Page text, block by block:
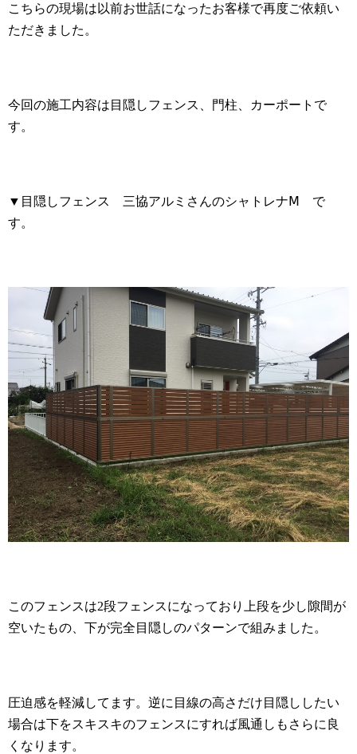
こちらの現場は以前お世話になったお客様で再度ご依頼い
ただきました。
今回の施工内容は目隠しフェンス、門柱、カーポートで
す。
▼目隠しフェンス 三協アルミさんのシャトレナ Ⅿ で
す。
このフェンスは2段フェンスになっており上段を少し隙間が
空いたもの、下が完全目隠しのパターンで組みました。
圧迫感を軽減してます。逆に目線の高さだけ目隠ししたい
場合は下をスキスキのフェンスにすれば風通しもさらに良
くなります。